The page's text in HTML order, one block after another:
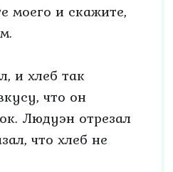
моего и скажите,
и хлеб так
что он
Людуэн отрезал
что хлеб не